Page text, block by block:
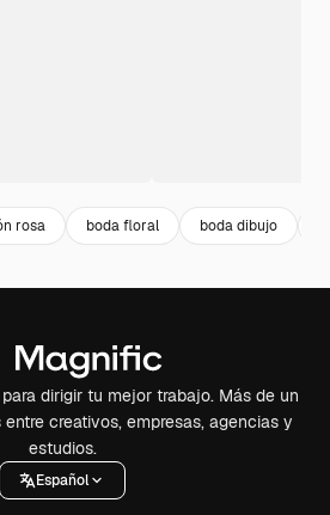
rosa boda floral boda dibujo
dirigir tu mejor trabajo. Más de un
creativos, empresas, agencias y
estudios.
Español